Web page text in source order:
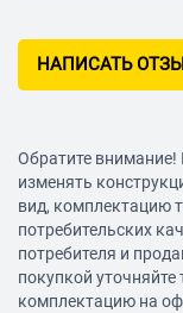
НАПИСАТЬ
Обратите внимание!
изменять
вид, комплектацию
потребительских
потребителя и
покупкой уточняйте
комплектацию на